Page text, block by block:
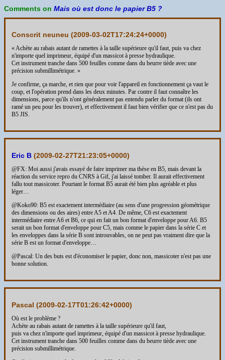
Comments on Mais où est donc le papier B5 ?
Conscrit neuneu (2009-03-02T17:24:24+0000)
« Achète au rabais autant de ramettes à la taille supérieure qu'il faut, puis va chez
n'importe quel imprimeur, équipé d'un massicot à presse hydraulique.
Cet instrument tranche dans 500 feuilles comme dans du beurre tiède avec une
précision submillimétrique. »
Je confirme, ça marche, et rien que pour voir l'appareil en fonctionnement ça vaut le
coup, et l'opération prend dans les deux minutes. Par contre il faut connaître les
dimensions, parce qu'ils n'ont généralement pas entendu parler du format (ils ont
ramé un peu pour les trouver), et effectivement il faut bien vérifier que ce n'est pas du
B5 JIS.
Eric B (2009-02-27T21:23:05+0000)
@FX: Moi aussi j'avais essayé de faire imprimer ma thèse en B5, mais devant la
réaction du service repro du CNRS à Gif, j'ai laissé tomber. Il aurait effectivement
fallu tout massicoter. Pourtant le format B5 aurait été bien plus agréable et plus
léger…
@Koko90: B5 est exactement intermédiaire (au sens d'une progression géométrique
des dimensions ou des aires) entre A5 et A4. De même, C6 est exactement
intermédiaire entre A6 et B6, ce qui en fait un bon format d'enveloppe pour A6. B5
serait un bon format d'enveloppe pour C5, mais comme le papier dans la série C et
les enveloppes dans la série B sont introuvables, on ne peut pas vraiment dire que la
série B est un format d'enveloppe…
@Pascal: Un des buts est d'économiser le papier, donc non, massicoter n'est pas une
bonne solution.
Pascal (2009-02-17T01:26:42+0000)
Où est le problème ?
Achète au rabais autant de ramettes à la taille supérieure qu'il faut,
puis va chez n'importe quel imprimeur, équipé d'un massicot à presse hydraulique.
Cet instrument tranche dans 500 feuilles comme dans du beurre tiède avec une
précision submillimétrique.